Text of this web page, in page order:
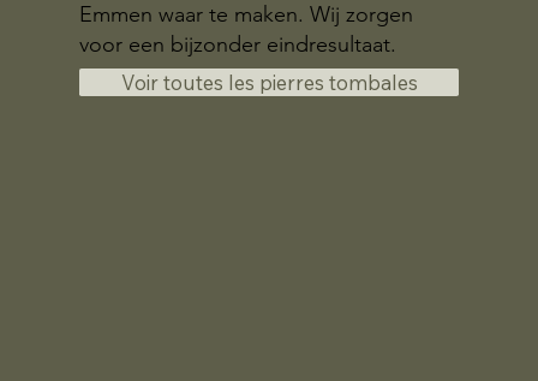
Emmen waar te maken. Wij zorgen
voor een bijzonder eindresultaat.
Voir toutes les pierres tombales